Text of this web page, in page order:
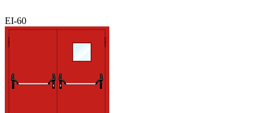
EI-60